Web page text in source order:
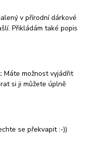
v přírodní dárkové
Přikládám také popis
Máte možnost vyjádřit
si ji můžete úplně
se překvapit :-))